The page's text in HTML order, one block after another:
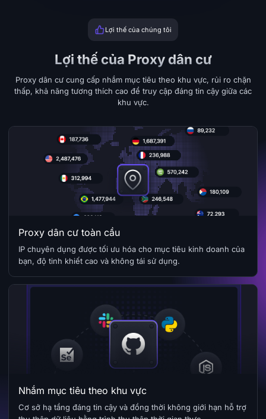
Lợi thế của chúng tôi
Lợi thế của Proxy dân cư
Proxy dân cư cung cấp nhắm mục tiêu theo khu vực, rủi ro chặn
thấp, khả năng tương thích cao để truy cập đáng tin cậy giữa các
khu vực.
Proxy dân cư toàn cầu
IP chuyên dụng được tối ưu hóa cho mục tiêu kinh doanh của
bạn, độ tinh khiết cao và không tái sử dụng.
Nhắm mục tiêu theo khu vực
Cơ sở hạ tầng đáng tin cậy và đồng thời không giới hạn hỗ trợ